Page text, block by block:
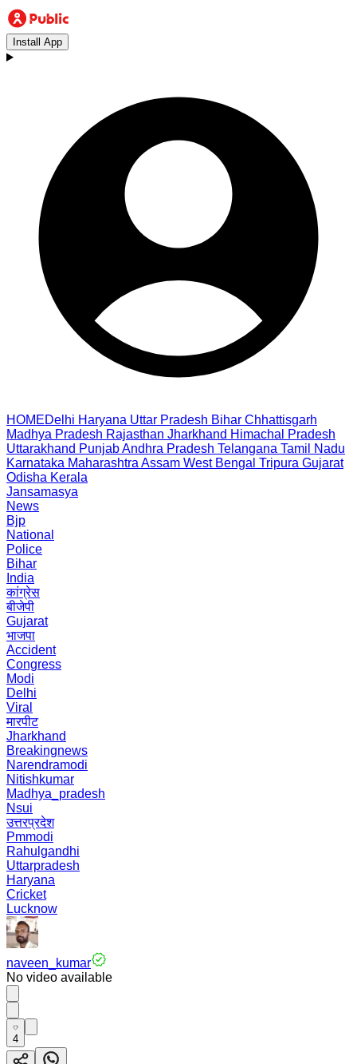
Install App
HOMEDelhi Haryana Uttar Pradesh Bihar Chhattisgarh
Madhya Pradesh Rajasthan Jharkhand Himachal Pradesh
Uttarakhand PunjabAndhra Pradesh Telangana Tamil Nadu
Karnataka Maharashtra Assam West Bengal Tripura Gujarat
Odisha Kerala
Jansamasya
News
Bjp
National
Police
Bihar
India
कांग्रेस
बीजेपी
Gujarat
भाजपा
Accident
Congress
Modi
Delhi
Viral
मारपीट
Jharkhand
Breakingnews
Narendramodi
Nitishkumar
Madhya_pradesh
Nsui
उत्तरप्रदेश
Pmmodi
Rahulgandhi
Uttarpradesh
Haryana
Cricket
Lucknow
naveen_kumar
No video available
4